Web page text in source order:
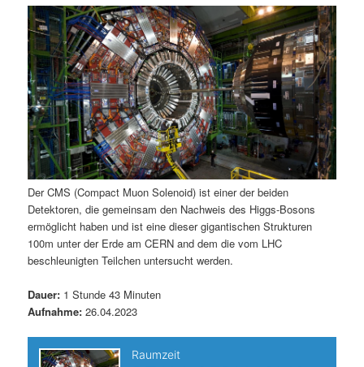
ä
r
e
n
I
n
h
l
t
n
d
ä
r
e
n
I
h
a
n
a
v
i
g
a
t
i
o
n
Der CMS (Compact Muon Solenoid) ist einer der beiden
Detektoren, die gemeinsam den Nachweis des Higgs-Bosons
ermöglicht haben und ist eine dieser gigantischen Strukturen
100m unter der Erde am CERN and dem die vom LHC
beschleunigten Teilchen untersucht werden.
Dauer: 1 Stunde 43 Minuten
Aufnahme: 26.04.2023